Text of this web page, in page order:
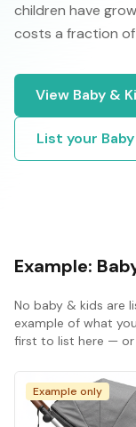
children have
costs a fraction
View Baby &
List your
Example:
No baby & kids are
example of what
first to list here — or
Example only